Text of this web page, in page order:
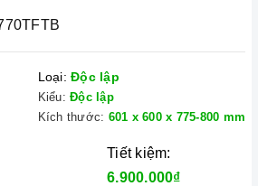
Loại: Độc lập
Kiểu: Độc lập
Kích thước: 601 x 600 x 775-800 mm
Tiết kiệm:
6.900.000₫